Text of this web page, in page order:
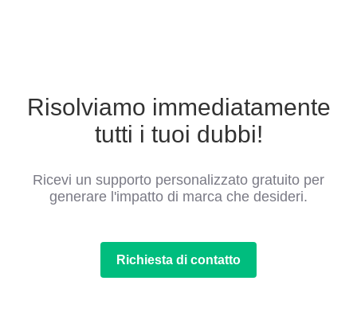
Risolviamo immediatamente
tutti i tuoi dubbi!
Ricevi un supporto personalizzato gratuito per
generare l'impatto di marca che desideri.
Richiesta di contatto